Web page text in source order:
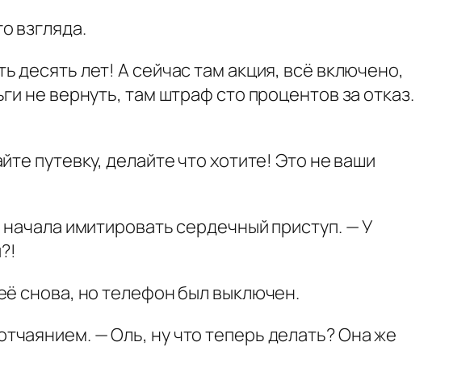
взгляда.
десять лет! А сейчас там акция, всё включено,
не вернуть, там штраф сто процентов за отказ.
путевку, делайте что хотите! Это не ваши
имитировать сердечный приступ. — У
снова, но телефон был выключен.
— Оль, ну что теперь делать? Она же